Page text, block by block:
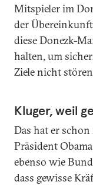
Mitspieler im
der
diese Donezk-
halten, um
Ziele nicht
Kluger, weil
Das hat er
Präsident
ebenso wie
dass gewisse